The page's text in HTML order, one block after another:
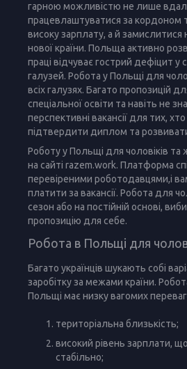
гарною можливістю не лише
працевлаштуватися за кордоном
високу зарплату, а й
нової країни. Польща активно
праці відчуває гострий дефіцит у
галузей. Робота у Польщі для
всіх галузях. Багато пропозицій
спеціальної освіти та навіть не
перспективні вакансії для тих,
підтвердити диплом та
Роботу у Польщі для чоловіків та
на сайті razem.work. Платформа
перевіреними роботодавцями,і
платити за вакансії. Робота для
сезон або на постійній основі,
пропозицію для себе.
Робота в Польщі для
Багато українців шукають собі
заробітку за межами країни.
Польщі має низку вагомих
територіальна близькість;
високий рівень зарплати,
стабільно;